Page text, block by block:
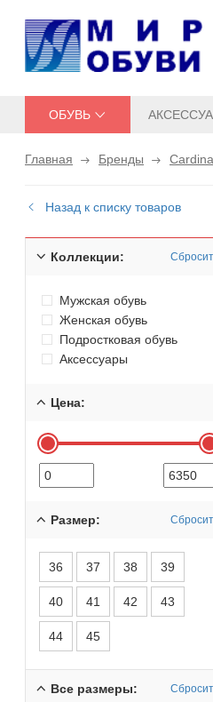
ОБУВЬ
Главная Бренды
Назад к списку товаров
Коллекции:
Мужская обувь
Женская обувь
Подростковая обувь
Аксессуары
Цена:
Размер:
36 37 38 39
40 41 42 43
44 45
Все размеры:
Материал вверха:
кожа
Сезон: Демисезон